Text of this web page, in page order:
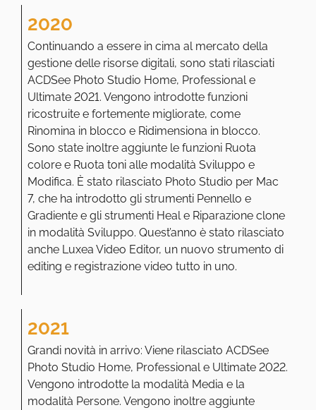
2020
Continuando a essere in cima al mercato della
gestione delle risorse digitali, sono stati rilasciati
ACDSee Photo Studio Home, Professional e
Ultimate 2021. Vengono introdotte funzioni
ricostruite e fortemente migliorate, come
Rinomina in blocco e Ridimensiona in blocco.
Sono state inoltre aggiunte le funzioni Ruota
colore e Ruota toni alle modalità Sviluppo e
Modifica. È stato rilasciato Photo Studio per Mac
7, che ha introdotto gli strumenti Pennello e
Gradiente e gli strumenti Heal e Riparazione clone
in modalità Sviluppo. Quest’anno è stato rilasciato
anche Luxea Video Editor, un nuovo strumento di
editing e registrazione video tutto in uno.
2021
Grandi novità in arrivo: Viene rilasciato ACDSee
Photo Studio Home, Professional e Ultimate 2022.
Vengono introdotte la modalità Media e la
modalità Persone. Vengono inoltre aggiunte